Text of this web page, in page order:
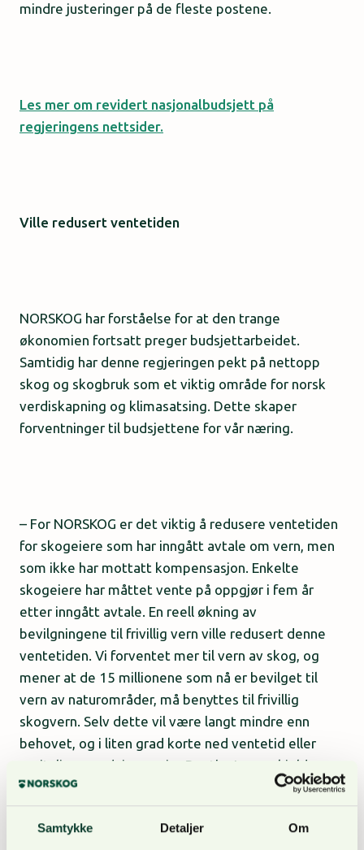
Samtykke Detaljer Om
mindre justeringer på de fleste postene.
Les mer om revidert nasjonalbudsjett på
regjeringens nettsider.
Ville redusert ventetiden
NORSKOG har forståelse for at den trange
økonomien fortsatt preger budsjettarbeidet.
Samtidig har denne regjeringen pekt på nettopp
skog og skogbruk som et viktig område for norsk
verdiskapning og klimasatsing. Dette skaper
forventninger til budsjettene for vår næring.
– For NORSKOG er det viktig å redusere ventetiden
for skogeiere som har inngått avtale om vern, men
som ikke har mottatt kompensasjon. Enkelte
skogeiere har måttet vente på oppgjør i fem år
etter inngått avtale. En reell økning av
bevilgningene til frivillig vern ville redusert denne
ventetiden. Vi forventet mer til vern av skog, og
mener at de 15 millionene som nå er bevilget til
vern av naturområder, må benyttes til frivillig
skogvern. Selv dette vil være langt mindre enn
behovet, og i liten grad korte ned ventetid eller
revitalisere ordningen sier Benthe Løvenskiold,
næringspolitisk sjef i NORSKOG.